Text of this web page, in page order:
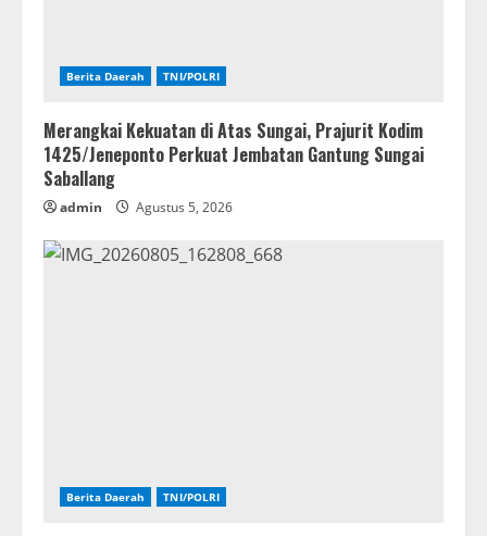
Berita Daerah TNI/POLRI
Merangkai Kekuatan di Atas Sungai, Prajurit Kodim
1425/Jeneponto Perkuat Jembatan Gantung Sungai
Saballang
admin Agustus 5, 2026
Berita Daerah TNI/POLRI